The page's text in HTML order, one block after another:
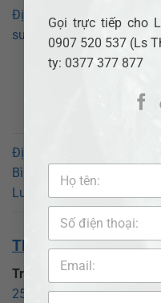
Gọi trực tiếp cho
0907 520 537 (Ls
ty: 0377 377 877
Địa chỉ trụ sở Phường
sư giỏi Adb Saigon
Địa chỉ trụ sở Phường Hòa
Bình sau sáp nhập ở đâu?
Luật sư giỏi Adb Saigon
THÔNG TIN VỀ
Trụ sở chính:CÔNG TY
25 Đồng Xoài, phường